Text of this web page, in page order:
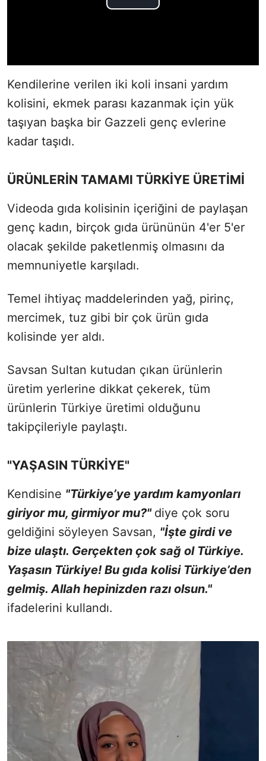
Kendilerine verilen iki koli insani yardım
kolisini, ekmek parası kazanmak için yük
taşıyan başka bir Gazzeli genç evlerine
kadar taşıdı.
ÜRÜNLERİN TAMAMI TÜRKİYE ÜRETİMİ
Videoda gıda kolisinin içeriğini de paylaşan
genç kadın, birçok gıda ürününün 4'er 5'er
olacak şekilde paketlenmiş olmasını da
memnuniyetle karşıladı.
Temel ihtiyaç maddelerinden yağ, pirinç,
mercimek, tuz gibi bir çok ürün gıda
kolisinde yer aldı.
Savsan Sultan kutudan çıkan ürünlerin
üretim yerlerine dikkat çekerek, tüm
ürünlerin Türkiye üretimi olduğunu
takipçileriyle paylaştı.
"YAŞASIN TÜRKİYE"
Kendisine "Türkiye’ye yardım kamyonları
giriyor mu, girmiyor mu?" diye çok soru
geldiğini söyleyen Savsan, "İşte girdi ve
bize ulaştı. Gerçekten çok sağ ol Türkiye.
Yaşasın Türkiye! Bu gıda kolisi Türkiye’den
gelmiş. Allah hepinizden razı olsun."
ifadelerini kullandı.